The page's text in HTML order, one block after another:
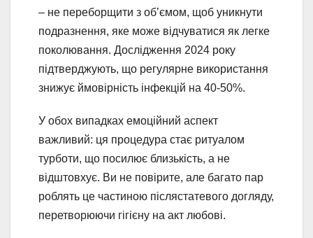
– не переборщити з об’ємом, щоб уникнути
подразнення, яке може відчуватися як легке
поколювання. Дослідження 2024 року
підтверджують, що регулярне використання
знижує ймовірність інфекцій на 40-50%.
У обох випадках емоційний аспект
важливий: ця процедура стає ритуалом
турботи, що посилює близькість, а не
відштовхує. Ви не повірите, але багато пар
роблять це частиною післястатевого догляду,
перетворюючи гігієну на акт любові.